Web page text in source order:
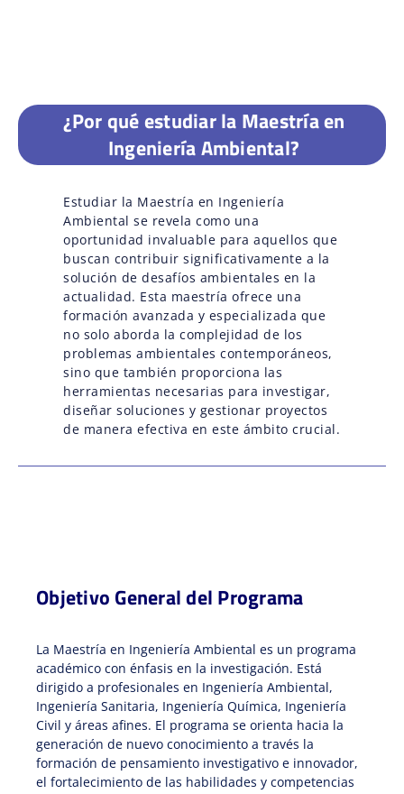
¿Por qué estudiar la Maestría en
Ingeniería Ambiental?
Estudiar la Maestría en Ingeniería
Ambiental se revela como una
oportunidad invaluable para aquellos que
buscan contribuir significativamente a la
solución de desafíos ambientales en la
actualidad. Esta maestría ofrece una
formación avanzada y especializada que
no solo aborda la complejidad de los
problemas ambientales contemporáneos,
sino que también proporciona las
herramientas necesarias para investigar,
diseñar soluciones y gestionar proyectos
de manera efectiva en este ámbito crucial.
Objetivo General del Programa
La Maestría en Ingeniería Ambiental es un programa
académico con énfasis en la investigación. Está
dirigido a profesionales en Ingeniería Ambiental,
Ingeniería Sanitaria, Ingeniería Química, Ingeniería
Civil y áreas afines. El programa se orienta hacia la
generación de nuevo conocimiento a través la
formación de pensamiento investigativo e innovador,
el fortalecimiento de las habilidades y competencias